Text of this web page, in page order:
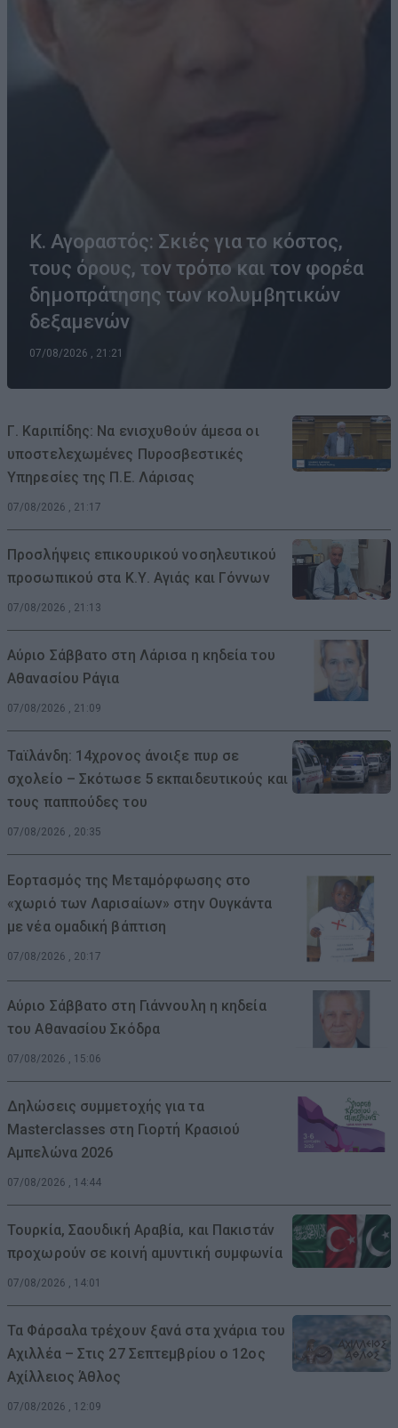
Κ. Αγοραστός: Σκιές για το κόστος,
τους όρους, τον τρόπο και τον φορέα
δημοπράτησης των κολυμβητικών
δεξαμενών
07/08/2026 , 21:21
Γ. Καριπίδης: Να ενισχυθούν άμεσα οι
υποστελεχωμένες Πυροσβεστικές
Υπηρεσίες της Π.Ε. Λάρισας
07/08/2026 , 21:17
Προσλήψεις επικουρικού νοσηλευτικού
προσωπικού στα Κ.Υ. Αγιάς και Γόννων
07/08/2026 , 21:13
Αύριο Σάββατο στη Λάρισα η κηδεία του
Αθανασίου Ράγια
07/08/2026 , 21:09
Ταϊλάνδη: 14χρονος άνοιξε πυρ σε
σχολείο – Σκότωσε 5 εκπαιδευτικούς και
τους παππούδες του
07/08/2026 , 20:35
Εορτασμός της Μεταμόρφωσης στο
«χωριό των Λαρισαίων» στην Ουγκάντα
με νέα ομαδική βάπτιση
07/08/2026 , 20:17
Αύριο Σάββατο στη Γιάννουλη η κηδεία
του Αθανασίου Σκόδρα
07/08/2026 , 15:06
Δηλώσεις συμμετοχής για τα
Masterclasses στη Γιορτή Κρασιού
Αμπελώνα 2026
07/08/2026 , 14:44
Τουρκία, Σαουδική Αραβία, και Πακιστάν
προχωρούν σε κοινή αμυντική συμφωνία
07/08/2026 , 14:01
Τα Φάρσαλα τρέχουν ξανά στα χνάρια του
Αχιλλέα – Στις 27 Σεπτεμβρίου ο 12ος
Αχίλλειος Άθλος
07/08/2026 , 12:09